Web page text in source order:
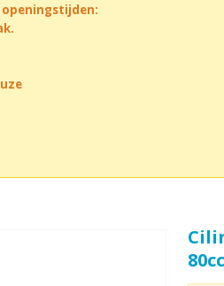
openingstijden:
80cc